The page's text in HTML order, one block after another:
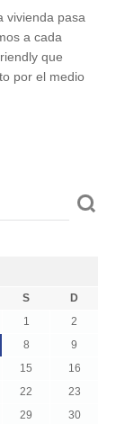
vivienda pasa
a cada
que
por el medio
S
D
1
2
8
9
15
16
22
23
29
30